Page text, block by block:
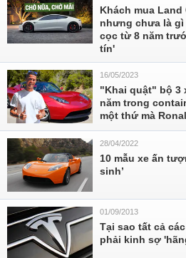
Khách mua
nhưng chưa là
cọc từ 8 năm
tín'
16/05/2023
"Khai quật" bộ 3
năm trong
một thứ mà
28/04/2022
10 mẫu xe ấn
sinh’
01/09/2013
Tại sao tất cả
phải kinh sợ